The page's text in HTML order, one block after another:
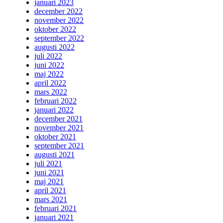
januari 2023
december 2022
november 2022
oktober 2022
september 2022
augusti 2022
juli 2022
juni 2022
maj 2022
april 2022
mars 2022
februari 2022
januari 2022
december 2021
november 2021
oktober 2021
september 2021
augusti 2021
juli 2021
juni 2021
maj 2021
april 2021
mars 2021
februari 2021
januari 2021